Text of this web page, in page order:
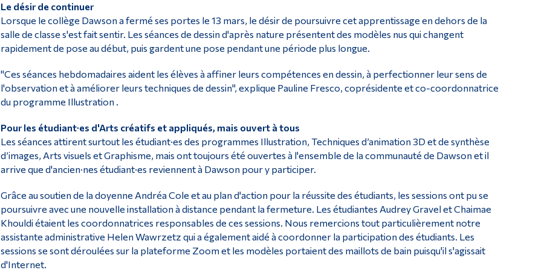
Le désir de continuer
Lorsque le collège Dawson a fermé ses portes le 13 mars, le désir de poursuivre cet apprentissage en dehors de la
salle de classe s'est fait sentir. Les séances de dessin d'après nature présentent des modèles nus qui changent
rapidement de pose au début, puis gardent une pose pendant une période plus longue.
"Ces séances hebdomadaires aident les élèves à affiner leurs compétences en dessin, à perfectionner leur sens de
l'observation et à améliorer leurs techniques de dessin", explique Pauline Fresco, coprésidente et co-coordonnatrice
du programme Illustration .
Pour les étudiant·es d'Arts créatifs et appliqués, mais ouvert à tous
Les séances attirent surtout les étudiant·es des programmes Illustration, Techniques d’animation 3D et de synthèse
d’images, Arts visuels et Graphisme, mais ont toujours été ouvertes à l'ensemble de la communauté de Dawson et il
arrive que d'ancien·nes étudiant·es reviennent à Dawson pour y participer.
Grâce au soutien de la doyenne Andréa Cole et au plan d'action pour la réussite des étudiants, les sessions ont pu se
poursuivre avec une nouvelle installation à distance pendant la fermeture. Les étudiantes Audrey Gravel et Chaimae
Khouldi étaient les coordonnatrices responsables de ces sessions. Nous remercions tout particulièrement notre
assistante administrative Helen Wawrzetz qui a également aidé à coordonner la participation des étudiants. Les
sessions se sont déroulées sur la plateforme Zoom et les modèles portaient des maillots de bain puisqu'il s'agissait
d'Internet.
Diplômé·es et visiteur·euses